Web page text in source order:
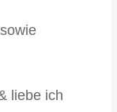
liebe ich